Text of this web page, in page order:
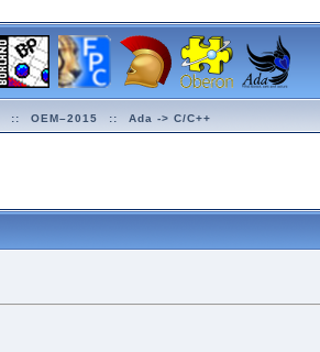
:: OEM–2015 :: Ada -> C/C++